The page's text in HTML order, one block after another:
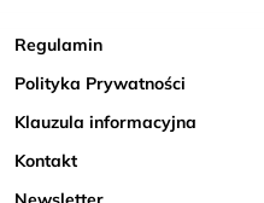
Regulamin
Polityka Prywatności
Klauzula informacyjna
Kontakt